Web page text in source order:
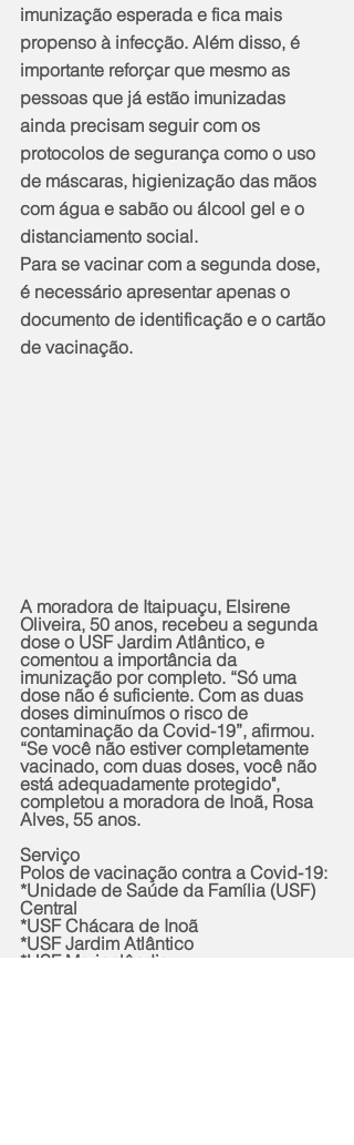
imunização esperada e fica mais
propenso à infecção. Além disso, é
importante reforçar que mesmo as
pessoas que já estão imunizadas
ainda precisam seguir com os
protocolos de segurança como o uso
de máscaras, higienização das mãos
com água e sabão ou álcool gel e o
distanciamento social.
Para se vacinar com a segunda dose,
é necessário apresentar apenas o
documento de identificação e o cartão
de vacinação.
A moradora de Itaipuaçu, Elsirene
Oliveira, 50 anos, recebeu a segunda
dose o USF Jardim Atlântico, e
comentou a importância da
imunização por completo. “Só uma
dose não é suficiente. Com as duas
doses diminuímos o risco de
contaminação da Covid-19”, afirmou.
“Se você não estiver completamente
vacinado, com duas doses, você não
está adequadamente protegido",
completou a moradora de Inoã, Rosa
Alves, 55 anos.
Serviço
Polos de vacinação contra a Covid-19:
*Unidade de Saúde da Família (USF)
Central
*USF Chácara de Inoã
*USF Jardim Atlântico
*USF Marinelândia